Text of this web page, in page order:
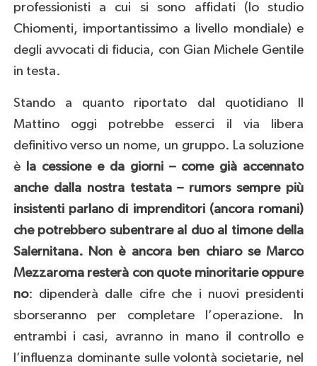
professionisti a cui si sono affidati (lo studio
Chiomenti, importantissimo a livello mondiale) e
degli avvocati di fiducia, con Gian Michele Gentile
in testa.
Stando a quanto riportato dal quotidiano Il
Mattino oggi potrebbe esserci il via libera
definitivo verso un nome, un gruppo. La soluzione
è
la cessione e da giorni – come già accennato
anche dalla nostra testata – rumors sempre più
insistenti parlano di imprenditori (ancora romani)
che potrebbero subentrare al duo al timone della
Salernitana. Non è ancora ben chiaro se Marco
Mezzaroma resterà con quote minoritarie oppure
no: dipenderà dalle cifre che i nuovi presidenti
sborseranno per completare l’operazione. In
entrambi i casi, avranno in mano il controllo e
l’influenza dominante sulle volontà societarie, nel